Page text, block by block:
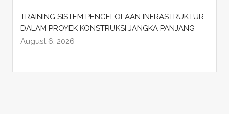
TRAINING SISTEM PENGELOLAAN INFRASTRUKTUR
DALAM PROYEK KONSTRUKSI JANGKA PANJANG
August 6, 2026